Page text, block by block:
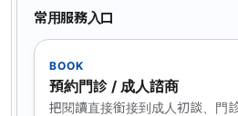
常用服務入口
BOOK
預約門診 / 成人諮商
把閱讀直接銜接到成人初談、門